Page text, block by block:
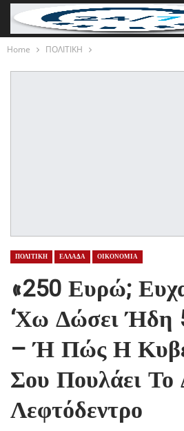
Home ΠΟΛΙΤΙΚΗ
ΠΟΛΙΤΙΚΗ ΕΛΛΑΔΑ ΟΙΚΟΝΟΜΙΑ
«250 Ευρώ;
‘χω Δώσει Ήδη
– Ή Πώς Η
Σου Πουλάει Το
Λεφτόδεντρο